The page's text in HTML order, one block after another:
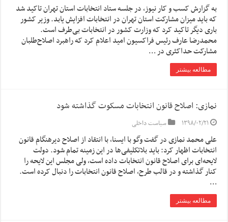
به گزارش کسب و کار نیوز، در جلسه ستاد انتخابات استان تهران تاکید شد
که باید میزان مشارکت استان تهران در انتخابات افزایش یابد. وزیر کشور
باری دیگر تاکید کرد که وزارت کشور در انتخابات بی‌طرف است.
محمدرضا عارف رئیس فراکسیون امید اعلام کرد که راهبرد اصلاح‌طلبان
مشارکت حداکثری در …
مطالعه بیشتر
نمازی: اصلاح قانون انتخابات مسکوت گذاشته شود
۱۳۹۸/۰۲/۲۱ سیاست داخلی
علی محمد نمازی در گفت وگو با ایسنا، با انتقاد از اصلاح دیرهنگام قانون
انتخابات اظهار کرد: باید بلاتکلیفی‌ها در این زمینه تمام شود. دولت
لایحه‌ای برای اصلاح قانون انتخابات داده است، ولی مجلس این لایحه را
کنار گذاشته و در قالب طرح، اصلاح قانون انتخابات را دنبال کرده است.
…
مطالعه بیشتر